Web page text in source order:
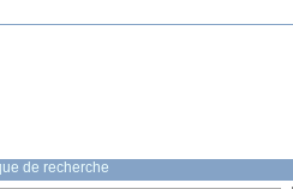
de recherche